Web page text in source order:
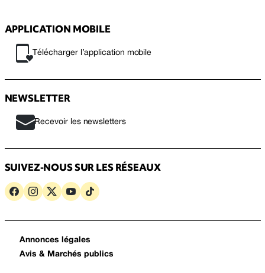
APPLICATION MOBILE
Télécharger l’application mobile
NEWSLETTER
Recevoir les newsletters
SUIVEZ-NOUS SUR LES RÉSEAUX
Annonces légales
Avis & Marchés publics